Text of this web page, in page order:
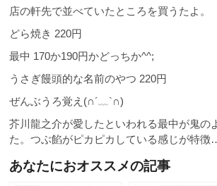
店の軒先で並べていたところを買うたよ。
どら焼き 220円
最中 170か190円かどっちか^^;
うさぎ饅頭的な名前のやつ 220円
ぜんぶうろ覚え(∩´﹏`∩)
芥川龍之介が愛したといわれる最中が鬼の
た。つぶ餡がピカピカしている感じが特徴
あなたにおオススメの記事